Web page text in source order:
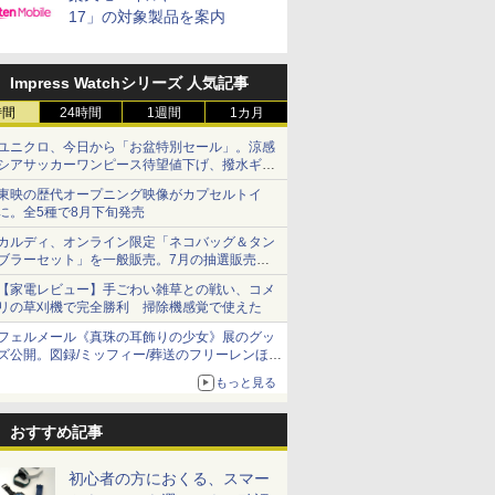
17」の対象製品を案内
Impress Watchシリーズ 人気記事
24時間 1週間 1カ月
ニクロ、今日から「お盆特別セール」。涼感
アサッカーワンピース待望値下げ、撥水ギア
ョーツは1990円に
映の歴代オープニング映像がカプセルトイ
。全5種で8月下旬発売
ルディ、オンライン限定「ネコバッグ＆タン
ラーセット」を一般販売。7月の抽選販売の
選無効分
家電レビュー】手ごわい雑草との戦い、コメ
の草刈機で完全勝利 掃除機感覚で使えた
ェルメール《真珠の耳飾りの少女》展のグッ
公開。図録/ミッフィー/葬送のフリーレンほ
もっと見る
おすすめ記事
初心者の方におくる、スマー